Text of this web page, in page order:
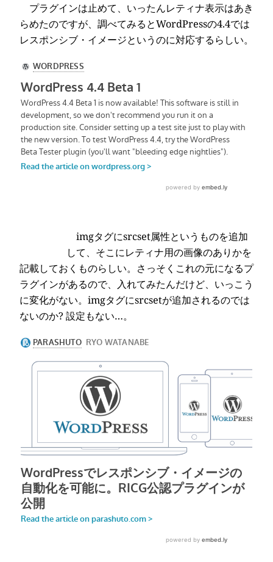
プラグインは止めて、いったんレティナ表示はあき
らめたのですが、調べてみるとWordPressの4.4では
レスポンシブ・イメージというのに対応するらしい。
imgタグにsrcset属性というものを追加
して、そこにレティナ用の画像のありかを
記載しておくものらしい。さっそくこれの元になるプ
ラグインがあるので、入れてみたんだけど、いっこう
に変化がない。imgタグにsrcsetが追加されるのでは
ないのか? 設定もない…。